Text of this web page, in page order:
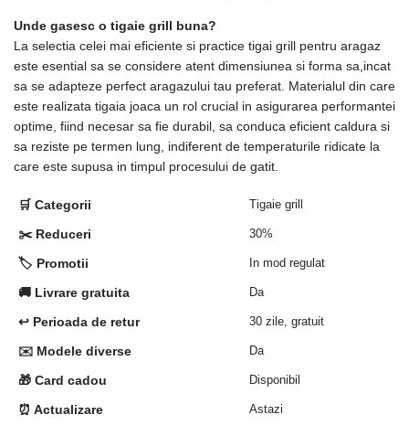
Unde gasesc o tigaie grill buna?
La selectia celei mai eficiente si practice tigai grill pentru aragaz
este esential sa se considere atent dimensiunea si forma sa,incat
sa se adapteze perfect aragazului tau preferat. Materialul din care
este realizata tigaia joaca un rol crucial in asigurarea performantei
optime, fiind necesar sa fie durabil, sa conduca eficient caldura si
sa reziste pe termen lung, indiferent de temperaturile ridicate la
care este supusa in timpul procesului de gatit.
🛒 Categorii Tigaie grill
✂️ Reduceri 30%
🏷️ Promotii In mod regulat
🚚 Livrare gratuita Da
↩️ Perioada de retur 30 zile, gratuit
✉️ Modele diverse Da
🎁 Card cadou Disponibil
⏰ Actualizare Astazi